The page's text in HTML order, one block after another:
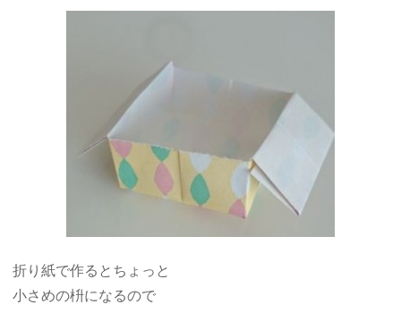
折り紙で作るとちょっと
小さめの枡になるので